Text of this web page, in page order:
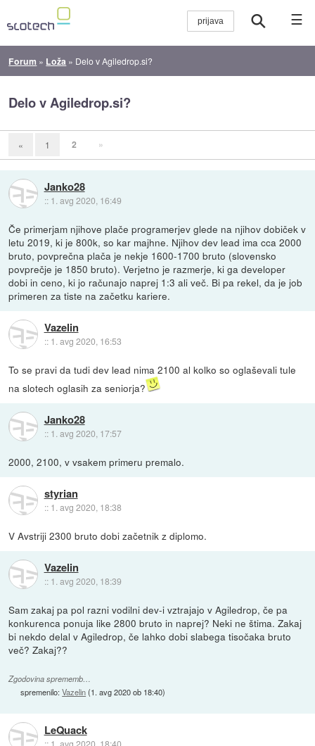
☰
Forum » Loža » Delo v Agiledrop.si?
Delo v Agiledrop.si?
« 1 2 »
Janko28
:: 1. avg 2020, 16:49
Če primerjam njihove plače programerjev glede na njihov dobiček v
letu 2019, ki je 800k, so kar majhne. Njihov dev lead ima cca 2000
bruto, povprečna plača je nekje 1600-1700 bruto (slovensko
povprečje je 1850 bruto). Verjetno je razmerje, ki ga developer
dobi in ceno, ki jo računajo naprej 1:3 ali več. Bi pa rekel, da je job
primeren za tiste na začetku kariere.
Vazelin
:: 1. avg 2020, 16:53
To se pravi da tudi dev lead nima 2100 al kolko so oglaševali tule
na slotech oglasih za seniorja?
Janko28
:: 1. avg 2020, 17:57
2000, 2100, v vsakem primeru premalo.
styrian
:: 1. avg 2020, 18:38
V Avstriji 2300 bruto dobi začetnik z diplomo.
Vazelin
:: 1. avg 2020, 18:39
Sam zakaj pa pol razni vodilni dev-i vztrajajo v Agiledrop, če pa
konkurenca ponuja like 2800 bruto in naprej? Neki ne štima. Zakaj
bi nekdo delal v Agiledrop, če lahko dobi slabega tisočaka bruto
več? Zakaj??
Zgodovina sprememb…
spremenilo:Vazelin(1. avg 2020 ob 18:40)
LeQuack